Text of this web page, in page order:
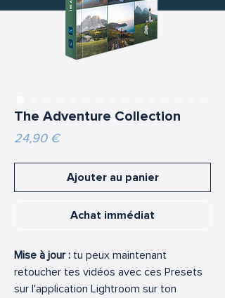
The Adventure Collection
24,90 €Prix
Ajouter au panier
Achat immédiat
Mise à jour : tu peux maintenant
retoucher tes vidéos avec ces Presets
sur l'application Lightroom sur ton